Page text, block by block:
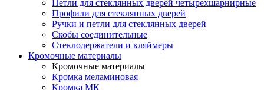
Петли для стеклянных дверей четырехшарнирные
Профили для стеклянных дверей
Ручки и петли для стеклянных дверей
Скобы соединительные
Стеклодержатели и кляймеры
Кромочные материалы
Кромочные материалы
Кромка меламиновая
Кромка МК